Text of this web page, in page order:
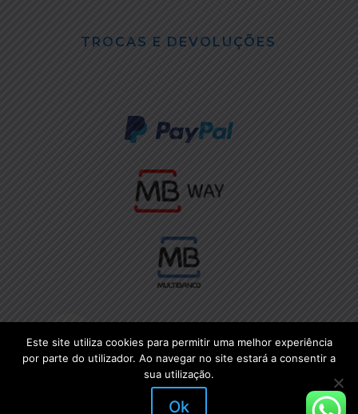
TROCAS E DEVOLUÇÕES
Este site utiliza cookies para permitir uma melhor experiência
por parte do utilizador. Ao navegar no site estará a consentir a
sua utilização.
Ok